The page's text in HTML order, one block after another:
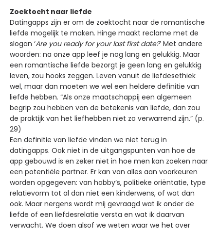
Zoektocht naar liefde
Datingapps zijn er om de zoektocht naar de romantische
liefde mogelijk te maken. Hinge maakt reclame met de
slogan ‘Are you ready for your last first date?’ Met andere
woorden: na onze app leef je nog lang en gelukkig. Maar
een romantische liefde bezorgt je geen lang en gelukkig
leven, zou hooks zeggen. Leven vanuit de liefdesethiek
wel, maar dan moeten we wel een heldere definitie van
liefde hebben. “Als onze maatschappij een algemeen
begrip zou hebben van de betekenis van liefde, dan zou
de praktijk van het liefhebben niet zo verwarrend zijn.” (p.
29)
Een definitie van liefde vinden we niet terug in
datingapps. Ook niet in de uitgangspunten van hoe de
app gebouwd is en zeker niet in hoe men kan zoeken naar
een potentiële partner. Er kan van alles aan voorkeuren
worden opgegeven: van hobby’s, politieke oriëntatie, type
relatievorm tot al dan niet een kinderwens, of wat dan
ook. Maar nergens wordt mij gevraagd wat ik onder de
liefde of een liefdesrelatie versta en wat ik daarvan
verwacht. We doen alsof we weten waar we het over